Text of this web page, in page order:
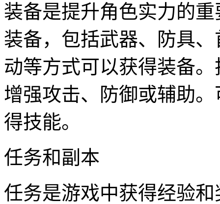
装备是提升角色实力的
装备，包括武器、防具
动等方式可以获得装备
增强攻击、防御或辅助
得技能。
任务和副本
任务是游戏中获得经验